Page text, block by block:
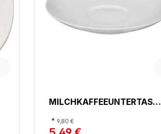
MILCHKAFFEEUNTERTASS,
* 9,80 €